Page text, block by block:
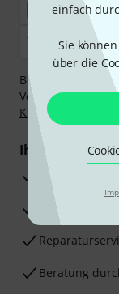
einfach
Sie
über die
Bezahlen Sie
Vorkasse, PayPal,
Klarna
Ihre Vorteile
3 Jahre
30 Tage
Beratung